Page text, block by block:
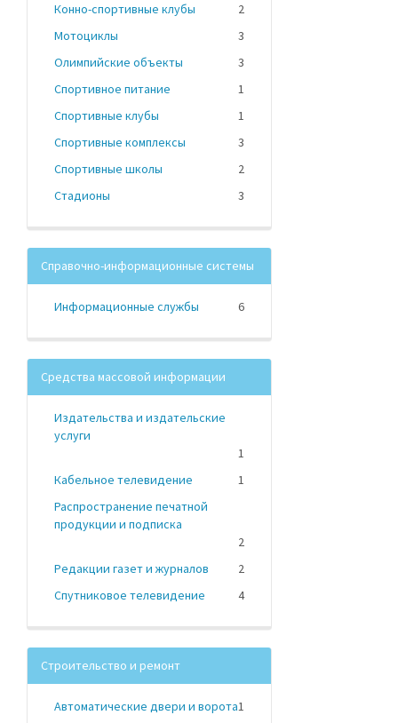
Конно-спортивные клубы
2
Мотоциклы
3
Олимпийские объекты
3
Спортивное питание
1
Спортивные клубы
1
Спортивные комплексы
3
Спортивные школы
2
Стадионы
3
Справочно-информационные системы
Информационные службы 6
Средства массовой информации
Издательства и издательские
услуги
1
Кабельное телевидение
1
Распространение печатной
продукции и подписка
2
Редакции газет и журналов
2
Спутниковое телевидение
4
Строительство и ремонт
Автоматические двери и ворота1